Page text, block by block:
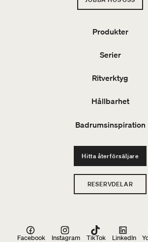
Produkter
Serier
Ritverktyg
Hållbarhet
Badrumsinspiration
Hitta återförsäljare
RESERVDELAR
Facebook Instagram TikTok LinkedIn